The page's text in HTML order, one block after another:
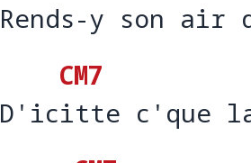
Rends-y son air
Rends-y son air
D'ic
CM7
itte c'que
D'icitte c'que